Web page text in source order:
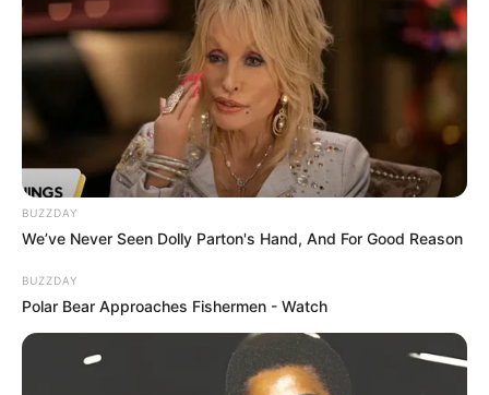
Bikin Ngakak, 10 Potret
Cosplay Murah Pakai Bahan
Seadanya
Anti Mainstream, 10 Cara
Membawa Barang Belanjaan
Versi Warga Thailand
BUZZDAY
We’ve Never Seen Dolly Parton's Hand, And For Good Reason
BUZZDAY
Polar Bear Approaches Fishermen - Watch